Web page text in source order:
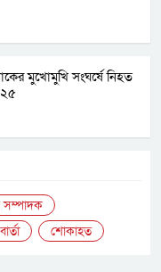
মুখোমুখি সংঘর্ষে নিহত
সম্পাদক
শোকাহত